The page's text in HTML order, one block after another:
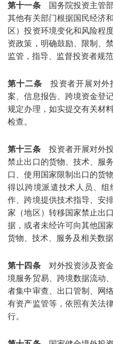
第十一条国务院投资主管部
其他有关部门根据国民经济
区）投资环境变化和风险程
资政策，明确鼓励、限制、
监管，指导、监督投资者规
第十二条 投资者开展对外
案、信息报告、跨境资金登
规定办理，如实提交有关材
检查。
第十三条投资者开展对外投
禁止出口的货物、技术、服
口、使用国家限制出口的货
得以跨境派遣技术人员、
作、跨境提供技术指导、安
家（地区）转移国家禁止出
据，或者未经许可向其他国
货物、技术、服务及相关数据
第十四条对外投资涉及资金
境服务贸易、跨境数据流动
者集中审查、出口管制、网
有资产监管等，依照有关法
行。